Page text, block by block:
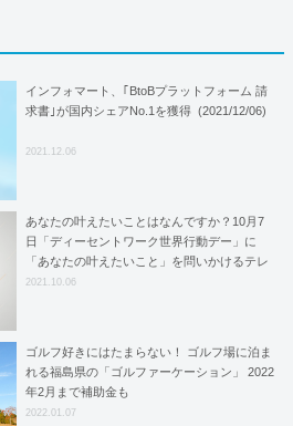
インフォマート、｢BtoBプラットフォーム 請
求書｣が国内シェアNo.1を獲得 (2021/12/06)
2021.12.06
あなたの叶えたいことはなんですか？10月7
日「ディーセントワーク世界行動デー」に
「あなたの叶えたいこと」を問いかけるテレ
ビCMを放送。
2021.10.06
ゴルフ好きにはたまらない！ ゴルフ場に泊ま
れる福島県の「ゴルファーケーション」 2022
年2月まで補助金も
2022.01.07